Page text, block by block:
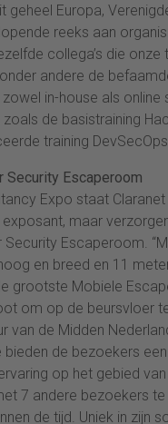
geheel Europa,
reeks aan
collega’s die onze
andere de
in-house als online
zoals de basistraining
training
Security Escaperoom
Expo staat
maar
Security Escaperoom.
en breed en 11
grootste Mobiele
om op de beursvloer
van de Midden
bieden de bezoekers
op het gebied
7 andere bezoekers
de tijd. Uniek in zijn